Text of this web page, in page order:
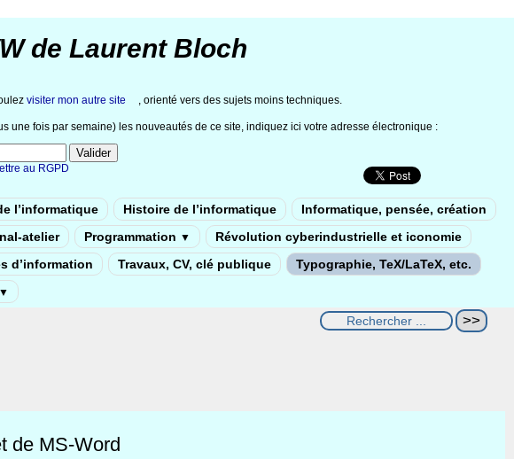
de Laurent Bloch
visiter mon autre site , orienté vers des sujets moins techniques.
une fois par semaine) les nouveautés de ce site, indiquez ici votre adresse électronique :
au RGPD
l’informatique Histoire de l’informatique
Informatique, pensée, création
atelier Programmation ▼
Révolution cyberindustrielle et iconomie
d’information Travaux, CV, clé publique
Typographie, TeX/LaTeX, etc.
▼
de MS-Word